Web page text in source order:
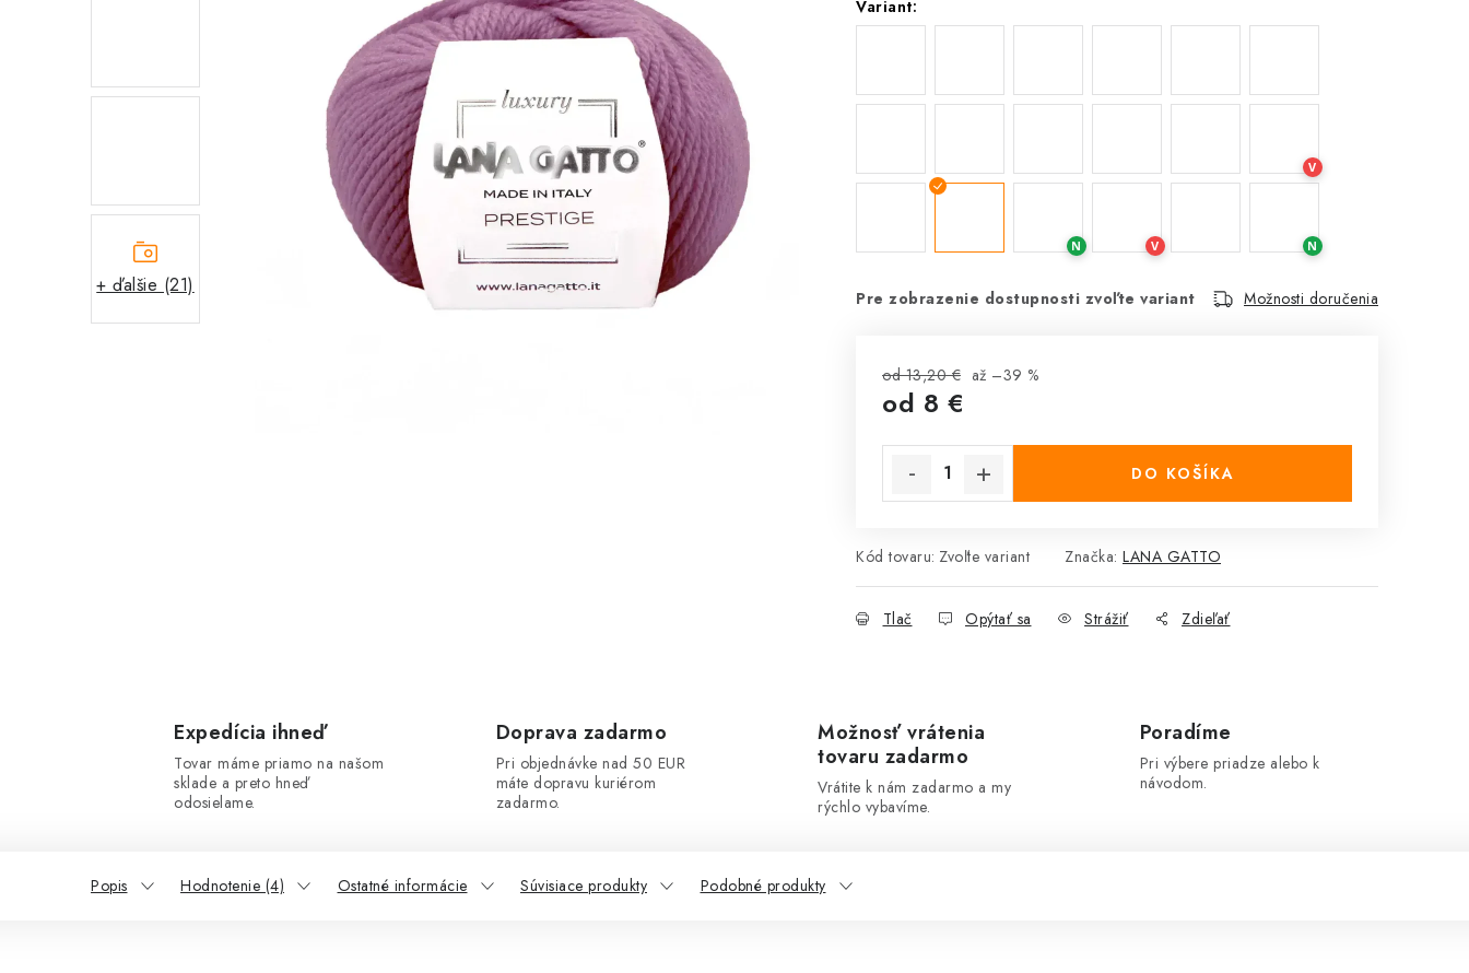
+ ďalšie (21)
Variant:
V
N V N
Pre zobrazenie dostupnosti zvoľte variant Možnosti doručenia
od 13,20 € až –39 %
od 8 €
DO KOŠÍKA
Kód tovaru: Zvoľte variant Značka: LANA GATTO
Tlač Opýtať sa Strážiť Zdieľať
Expedícia ihneď
Tovar máme priamo na našom
sklade a preto hneď
odosielame.
Doprava zadarmo
Pri objednávke nad 50 EUR
máte dopravu kuriérom
zadarmo.
Možnosť vrátenia
tovaru zadarmo
Vrátite k nám zadarmo a my
rýchlo vybavíme.
Poradíme
Pri výbere priadze alebo k
návodom.
Popis Hodnotenie (4) Ostatné informácie Súvisiace produkty Podobné produkty